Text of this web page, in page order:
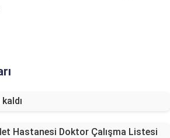
Hastanesi Doktor Çalışma Listesi